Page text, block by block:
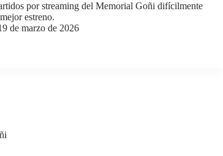
por streaming del Memorial Goñi difícilmente
estreno.
de marzo de 2026